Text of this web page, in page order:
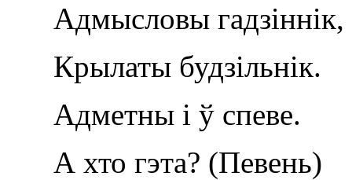
Адмысловы гадзіннік,
Крылаты будзільнік.
Адметны і ў спеве.
А хто гэта? (Певень)